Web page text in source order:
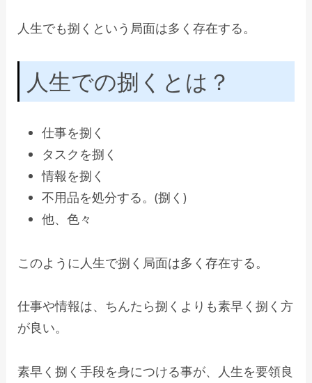
人生でも捌くという局面は多く存在する。
人生での捌くとは？
仕事を捌く
タスクを捌く
情報を捌く
不用品を処分する。(捌く)
他、色々
このように人生で捌く局面は多く存在する。
仕事や情報は、ちんたら捌くよりも素早く捌く方
が良い。
素早く捌く手段を身につける事が、人生を要領良